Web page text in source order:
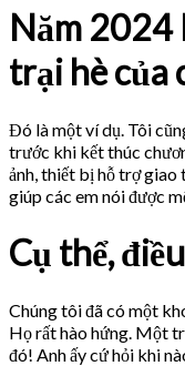
Năm 2024
trại hè của
Đó là một ví dụ. Tôi
trước khi kết thúc
ảnh, thiết bị hỗ trợ giao
giúp các em nói được
Cụ thể,
Chúng tôi đã có một
Họ rất hào hứng. Một
đó! Anh ấy cứ hỏi khi